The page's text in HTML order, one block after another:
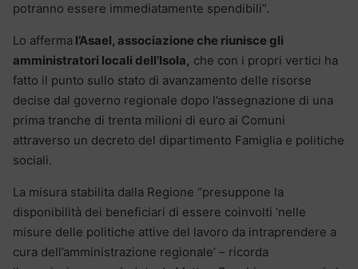
potranno essere immediatamente spendibili”.
Lo afferma l’Asael, associazione che riunisce gli
amministratori locali dell’Isola, che con i propri vertici ha
fatto il punto sullo stato di avanzamento delle risorse
decise dal governo regionale dopo l’assegnazione di una
prima tranche di trenta milioni di euro ai Comuni
attraverso un decreto del dipartimento Famiglia e politiche
sociali.
La misura stabilita dalla Regione “presuppone la
disponibilità dei beneficiari di essere coinvolti ‘nelle
misure delle politiche attive del lavoro da intraprendere a
cura dell’amministrazione regionale’ – ricorda